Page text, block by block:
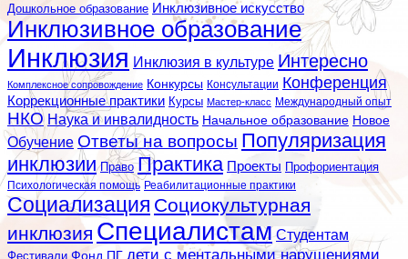
Дошкольное образование Инклюзивное искусство
Инклюзивное образование
Инклюзия Инклюзия в культуре Интересно
Комплексное сопровождение Конкурсы Консультации Конференция
Коррекционные практики Курсы Мастер-класс Международный опыт
НКО Наука и инвалидность Начальное образование Новое
Обучение Ответы на вопросы Популяризация
инклюзии Право Практика Проекты Профориентация
Психологическая помощь Реабилитационные практики
Социализация Социокультурная
инклюзия Специалистам Студентам
Фестивали Фонд ПГ дети с ментальными нарушениями